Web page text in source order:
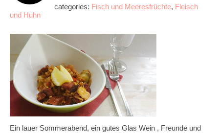
categories: Fisch und Meeresfrüchte, Fleisch
und Huhn
Ein lauer Sommerabend, ein gutes Glas Wein , Freunde und